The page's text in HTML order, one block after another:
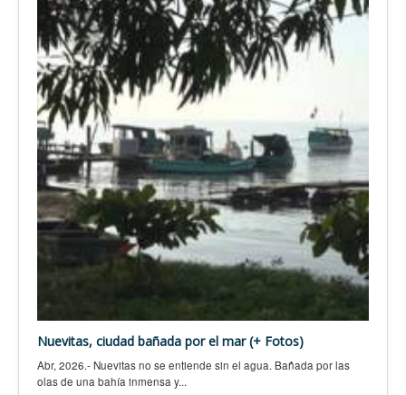
Nuevitas, ciudad bañada por el mar (+ Fotos)
Abr, 2026.- Nuevitas no se entiende sin el agua. Bañada por las
olas de una bahía inmensa y...